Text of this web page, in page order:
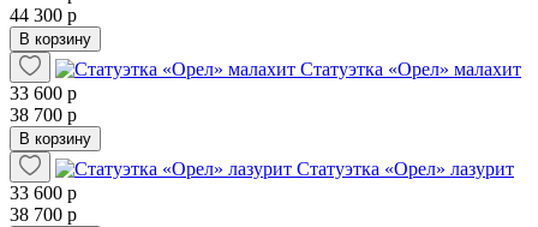
44 300 р
В корзину
Статуэтка «Орел» малахит
33 600 р
38 700 р
В корзину
Статуэтка «Орел» лазурит
33 600 р
38 700 р